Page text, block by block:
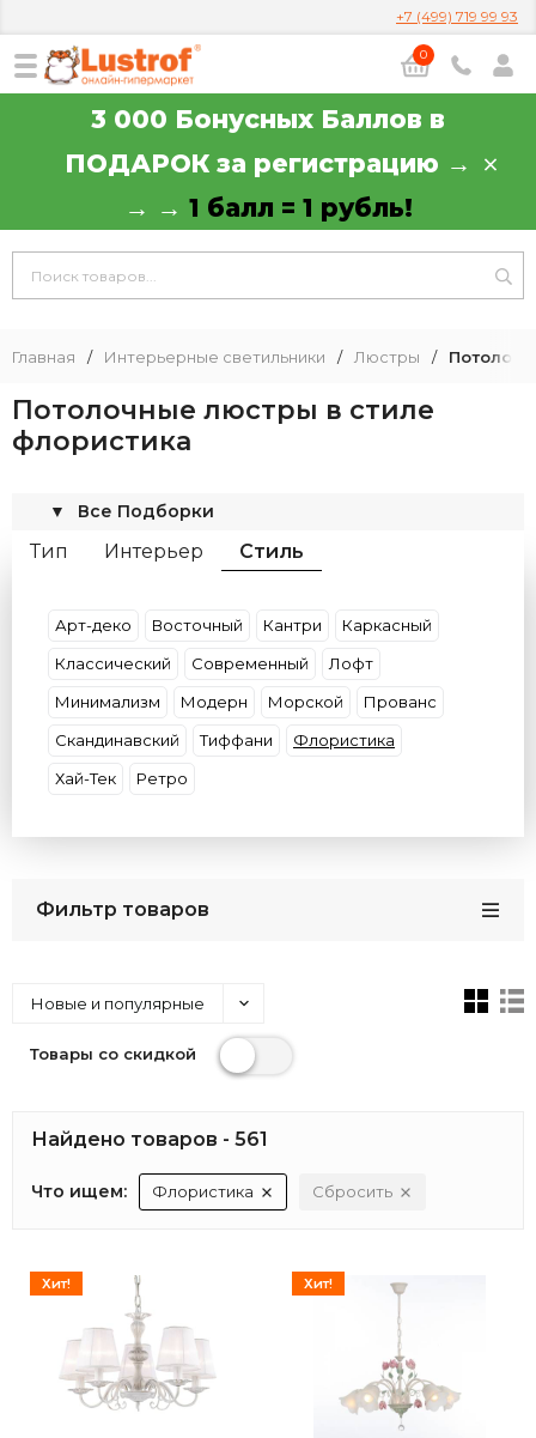
+7 (499) 719 99 93
0
3 000 Бонусных Баллов в
ПОДАРОК за регистрацию →
→ → 1 балл = 1 рубль!
Главная / Интерьерные светильники / Люстры /
Потолочные люстры в стиле
флористика
Все Подборки
▼
Тип Интерьер
Стиль
Форма
Декор Цвет плафона
Умные
Цвет арматуры
Потолки
Размер
Бренды
Кол-во плафонов
Цвет света
Страна
Арт-деко Восточный Кантри
Каркасный
Классический
Современный
Лофт
Минимализм
Модерн Морской
Прованс
Скандинавский
Тиффани
Флористика
Хай-Тек
Ретро
Фильтр товаров
Новые и популярные
Товары со скидкой
Найдено товаров - 561
Что ищем: Флористика Сбросить
Хит! Хит!